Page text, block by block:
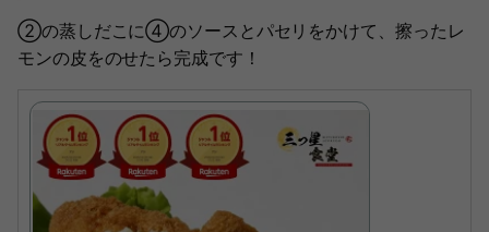
②の蒸しだこに④のソースとパセリをかけて、擦ったレ
モンの皮をのせたら完成です！